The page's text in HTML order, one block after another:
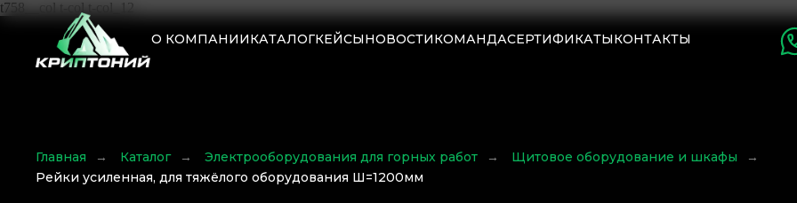
О КОМПАНИИКАТАЛОГКЕЙСЫНОВОСТИКОМАНДАСЕРТИФИКАТЫКОНТАКТЫ
t758__col t-col t-col_12
Главная → Каталог → Электрооборудования для горных работ → Щитовое оборудование и шкафы
→
Рейки усиленная, для тяжёлого оборудования Ш=1200мм